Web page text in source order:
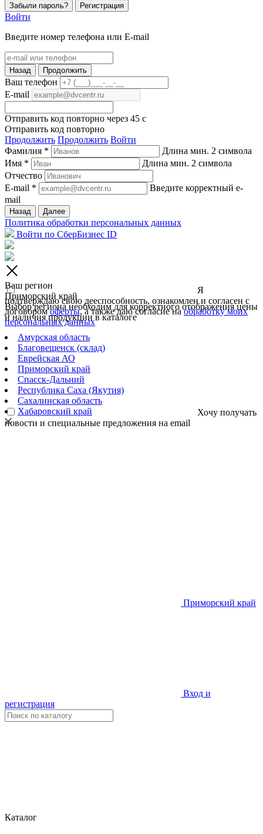
Забыли пароль? Регистрация
Войти
Введите номер телефона или E-mail
Назад Продолжить
Ваш телефон
E-mail
Отправить код повторно через 45 c
Отправить код повторно
Продолжить Продолжить Войти
Фамилия *
Длина мин. 2 символа
Имя *
Длина мин. 2 символа
Отчество
E-mail *
Введите корректный e-
mail
Я
подтверждаю свою дееспособность, ознакомлен и согласен с
договоромоферты, а также даю согласие наобработку моих
персональных данных
Хочу получать
новости и специальные предложения на email
Назад Далее
Политика обработки персональных данных
Войти по СберБизнес ID
Ваш регион
Приморский край
Выбор региона необходим для корректного отображения цены
и наличия продукции в каталоге
Амурская область
Благовещенск (склад)
Еврейская АО
Приморский край
Спасск-Дальний
Республика Саха (Якутия)
Сахалинская область
Хабаровский край
Приморский край
Вход и
регистрация
Каталог